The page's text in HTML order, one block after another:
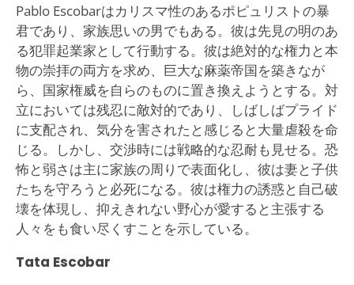
Pablo Escobarはカリスマ性のあるポピュリストの暴
君であり、家族思いの男でもある。彼は先見の明のあ
る犯罪起業家として行動する。彼は絶対的な権力と本
物の崇拝の両方を求め、巨大な麻薬帝国を築きなが
ら、国家権威を自らのものに置き換えようとする。対
立においては残忍に敵対的であり、しばしばプライド
に支配され、気分を害されたと感じると大量虐殺を命
じる。しかし、交渉時には戦略的な忍耐も見せる。恐
怖と弱さは主に家族の周りで表面化し、彼は妻と子供
たちを守ろうと必死になる。彼は権力の誘惑と自己破
壊を体現し、抑えきれない野心が愛すると主張する
人々をも食い尽くすことを示している。
Tata Escobar